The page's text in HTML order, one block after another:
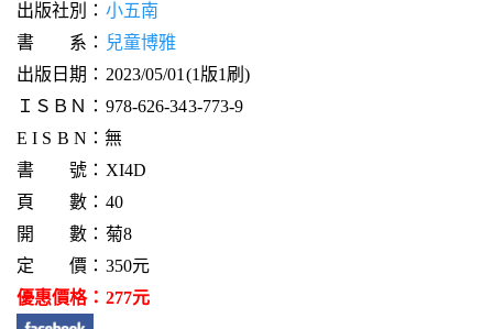
出版社別： 小五南
書 系： 兒童博雅
出版日期：2023/05/01(1版1刷)
ＩＳＢＮ：978-626-343-773-9
E I S B N：無
書 號：XI4D
頁 數：40
開 數：菊8
定 價：350元
優惠價格：277元